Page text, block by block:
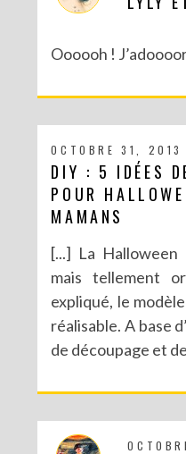
Oooooh !
OCTOBRE 31, 2013
DIY : 5 IDÉES
POUR
MAMANS
[...] La
mais tellement
expliqué, le
réalisable. A base
de découpage et